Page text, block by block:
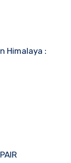
Himalaya :